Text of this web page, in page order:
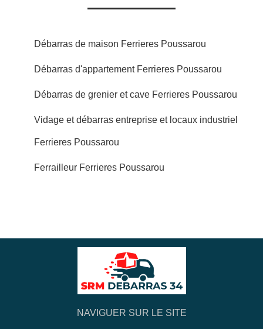
Débarras de maison Ferrieres Poussarou
Débarras d'appartement Ferrieres Poussarou
Débarras de grenier et cave Ferrieres Poussarou
Vidage et débarras entreprise et locaux industriel
Ferrieres Poussarou
Ferrailleur Ferrieres Poussarou
NAVIGUER SUR LE SITE